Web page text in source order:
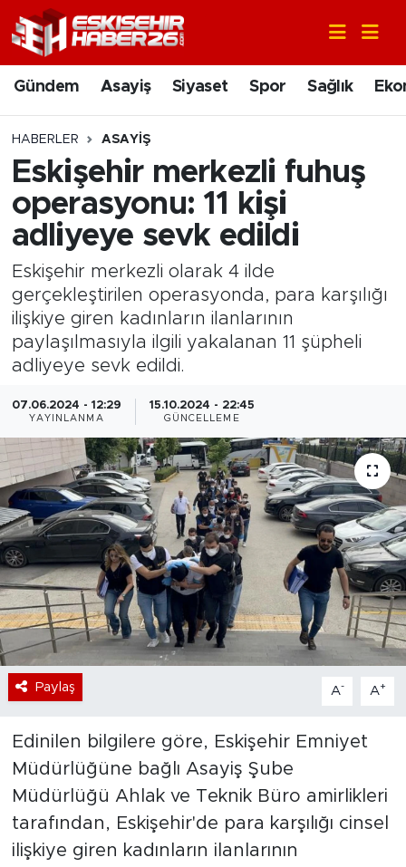
Gündem Asayiş Siyaset Spor Sağlık
HABERLER ASAYIŞ
Eskişehir merkezli fuhuş
operasyonu: 11 kişi
adliyeye sevk edildi
Eskişehir merkezli olarak 4 ilde
gerçekleştirilen operasyonda, para karşılığı
ilişkiye giren kadınların ilanlarının
paylaşılmasıyla ilgili yakalanan 11 şüpheli
adliyeye sevk edildi.
07.06.2024 - 12:29
YAYINLANMA
15.10.2024 - 22:45
GÜNCELLEME
Paylaş A- A+
Edinilen bilgilere göre, Eskişehir Emniyet
Müdürlüğüne bağlı Asayiş Şube
Müdürlüğü Ahlak ve Teknik Büro amirlikleri
tarafından, Eskişehir'de para karşılığı cinsel
ilişkiye giren kadınların ilanlarının
Gündem
Asayiş
Siyaset
Spor
Sağlık
Ekonomi
Eğitim
Bölge
Teknoloji
Magazin
Dünya
Sektör
Nöbetçi Eczaneler
Hava Durumu
Trafik Durumu
Süper Lig Puan Durumu ve Fikstür
Tüm Manşetler
Son Dakika Haberleri
Haber Arşivi